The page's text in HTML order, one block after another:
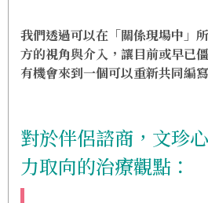
我們透過可以在「關係現場中」
方的視角與介入，讓目前或早已
有機會來到一個可以重新共同編
對於伴侶諮商，文珍
力取向的治療觀點：